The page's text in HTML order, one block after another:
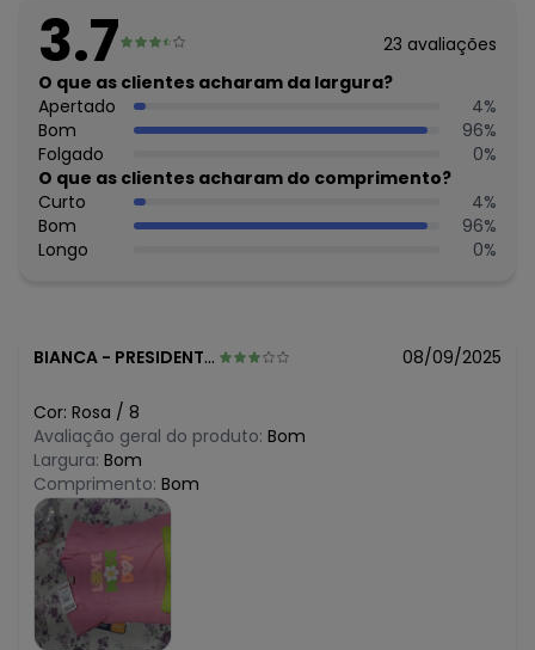
Histórico de preços
O preço apresentado abaixo é o menor oferecido em
algum dia do mês, para o menor tamanho disponível.
agosto/2026
N/D*
julho/2026 N/D*
junho/2026
maio/2026 N/D*
abril/2026 N/D*
março/2026 N/D*
3.7 23 avaliações
O que as clientes acharam da largura?
Apertado
4%
Bom
96%
Folgado
0%
O que as clientes acharam do comprimento?
Curto
4%
Bom
96%
Longo
0%
BIANCA - PRESIDENTE PRUDENTE - SP 08/09/2025
Cor: Rosa / 8
Avaliação geral do produto: Bom
Largura: Bom
Comprimento: Bom